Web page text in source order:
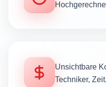
Unsichtbare
Techniker,